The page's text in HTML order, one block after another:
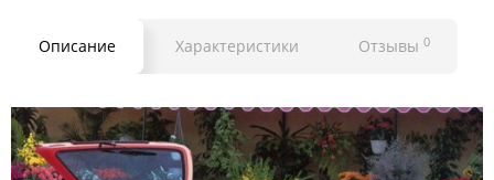
Описание Характеристики Отзывы 0